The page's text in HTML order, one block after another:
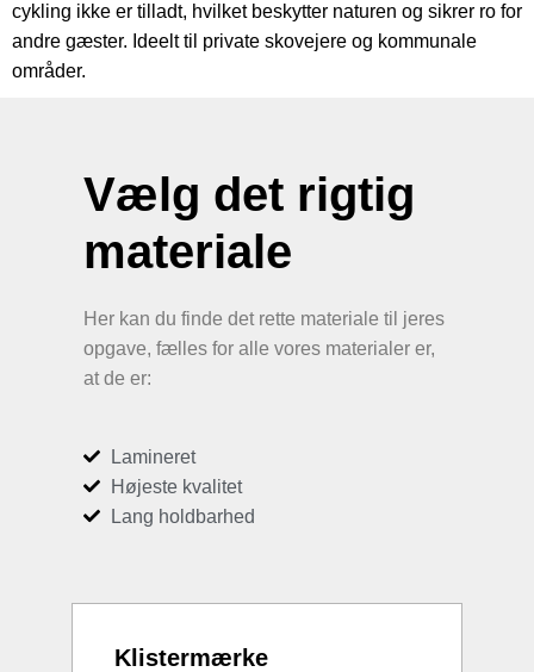
cykling ikke er tilladt, hvilket beskytter naturen og sikrer ro for
andre gæster. Ideelt til private skovejere og kommunale
områder.
Vælg det rigtig
materiale
Her kan du finde det rette materiale til jeres
opgave, fælles for alle vores materialer er,
at de er:
Lamineret
Højeste kvalitet
Lang holdbarhed
Klistermærke